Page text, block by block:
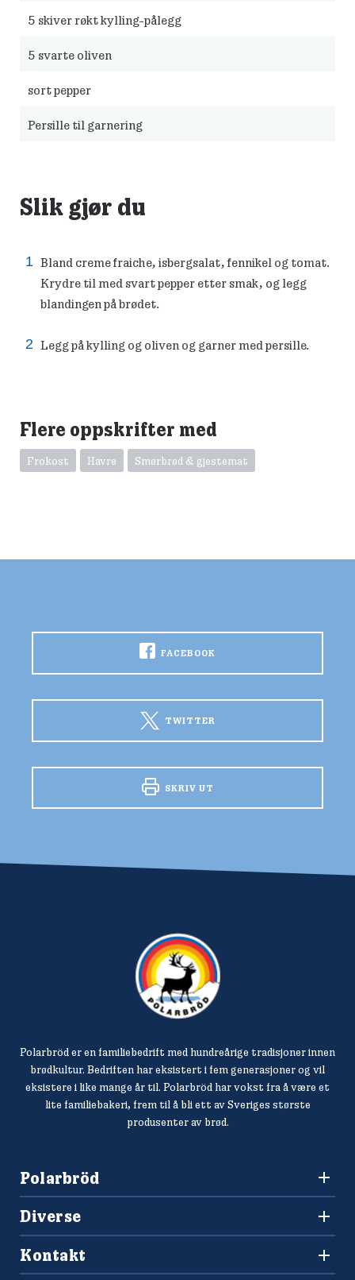
5 skiver røkt kylling-pålegg
5 svarte oliven
sort pepper
Persille til garnering
Slik gjør du
Bland creme fraiche, isbergsalat, fennikel og tomat.
Krydre til med svart pepper etter smak, og legg
blandingen på brødet.
Legg på kylling og oliven og garner med persille.
Flere oppskrifter med
Frokost Havre Smørbrød & gjestemat
FACEBOOK
TWITTER
SKRIV UT
Polarbröd er en familiebedrift med hundreårige tradisjoner innen
brødkultur. Bedriften har eksistert i fem generasjoner og vil
eksistere i like mange år til. Polarbröd har vokst fra å være et
lite familiebakeri, frem til å bli ett av Sveriges største
produsenter av brød.
Polarbröd
+47 477 00 266
salg@finkrogh.no
Diverse
Oppskrifter
Våre brød
Kontakt